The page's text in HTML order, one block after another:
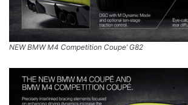
NEW BMW M4 Competition Coupe’ G82